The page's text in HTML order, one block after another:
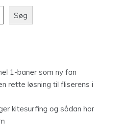
Søg
1-baner som ny fan
rette løsning til fliserens i
kitesurfing og sådan har